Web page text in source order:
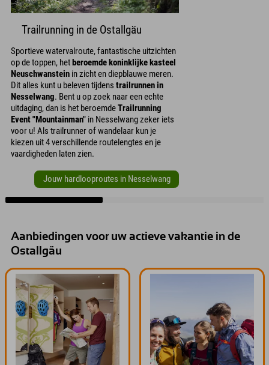
Trailrunning in de Ostallgäu
Sportieve watervalroute, fantastische uitzichten
op de toppen, hetberoemde koninklijke kasteel
Neuschwanstein in zicht en diepblauwe meren.
Dit alles kunt u beleven tijdens trailrunnen in
Nesselwang. Bent u op zoek naar een echte
uitdaging, dan is het beroemdeTrailrunning
Event "Mountainman" in Nesselwang zeker iets
voor u! Als trailrunner of wandelaar kun je
kiezen uit 4 verschillende routelengtes en je
vaardigheden laten zien.
Jouw hardlooproutes in Nesselwang
Aanbiedingen voor uw actieve vakantie in de
Ostallgäu